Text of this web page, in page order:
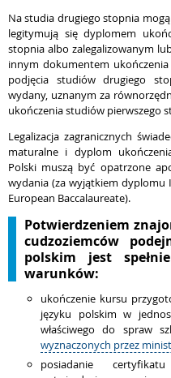
Na studia drugiego stopnia
legitymują się dyplomem
stopnia albo zalegalizowanym
innym dokumentem
podjęcia studiów drugiego
wydany, uznanym za
ukończenia studiów pierwszego
Legalizacja zagranicznych
maturalne i dyplom
Polski muszą być opatrzone
wydania (za wyjątkiem dyplomu
European Baccalaureate).
Potwierdzeniem
cudzoziemców
polskim jest
warunków:
ukończenie kursu
języku polskim w
właściwego do spraw
wyznaczonych przez
posiadanie